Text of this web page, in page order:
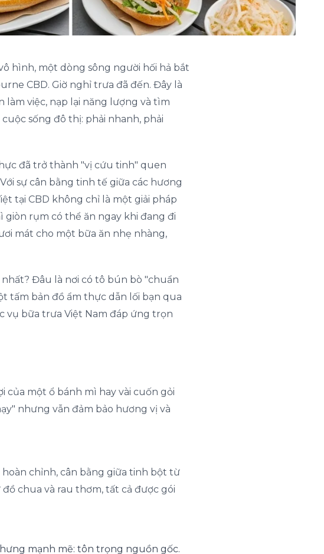
hình, một dòng sông người hối hả bắt
CBD. Giờ nghỉ trưa đã đến. Đây là
việc, nạp lại năng lượng và tìm
sống đô thị: phải nhanh, phải
đã trở thành "vị cứu tinh" quen
sự cân bằng tinh tế giữa các hương
tại CBD không chỉ là một giải pháp
rụm có thể ăn ngay khi đang đi
mát cho một bữa ăn nhẹ nhàng,
Đâu là nơi có tô bún bò "chuẩn
tấm bản đồ ẩm thực dẫn lối bạn qua
vụ bữa trưa Việt Nam đáp ứng trọn
của một ổ bánh mì hay vài cuốn gỏi
nhưng vẫn đảm bảo hương vị và
chỉnh, cân bằng giữa tinh bột từ
chua và rau thơm, tất cả được gói
mạnh mẽ: tôn trọng nguồn gốc.